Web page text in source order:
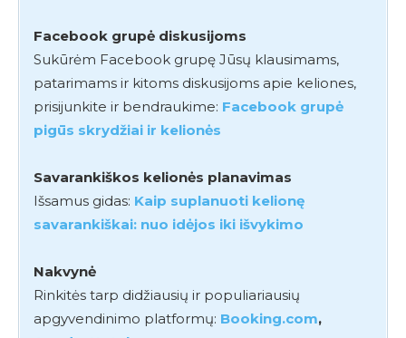
Facebook grupė diskusijoms
Sukūrėm Facebook grupę Jūsų klausimams,
patarimams ir kitoms diskusijoms apie keliones,
prisijunkite ir bendraukime: Facebook grupė
pigūs skrydžiai ir kelionės
Savarankiškos kelionės planavimas
Išsamus gidas: Kaip suplanuoti kelionę
savarankiškai: nuo idėjos iki išvykimo
Nakvynė
Rinkitės tarp didžiausių ir populiariausių
apgyvendinimo platformų: Booking.com,